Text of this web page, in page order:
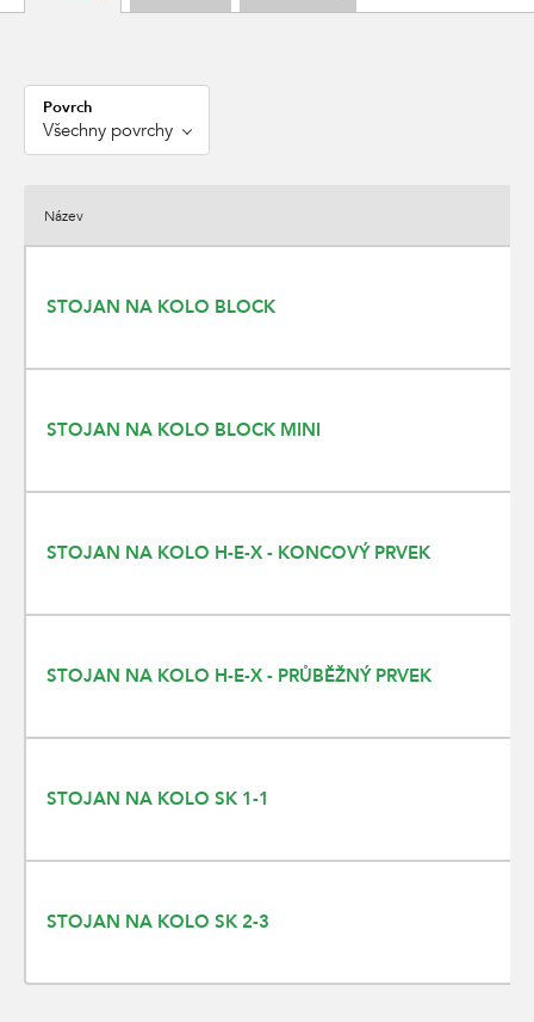
Povrch
Všechny povrchy
Název
STOJAN NA KOLO BLOCK
STOJAN NA KOLO BLOCK MINI
STOJAN NA KOLO H-E-X - KONCOVÝ PRVEK
STOJAN NA KOLO H-E-X - PRŮBĚŽNÝ PRVEK
STOJAN NA KOLO SK 1-1
STOJAN NA KOLO SK 2-3